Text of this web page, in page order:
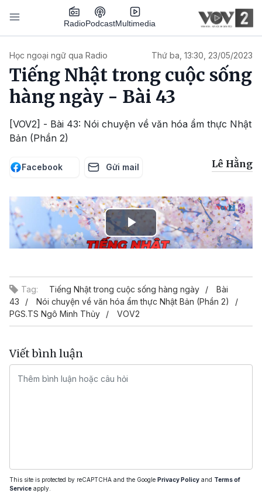
Nhảy đến nội dung
RadioPodcastMultimedia
Học ngoại ngữ qua Radio Thứ ba, 13:30, 23/05/2023
Tiếng Nhật trong cuộc sống
hàng ngày - Bài 43
[VOV2] - Bài 43: Nói chuyện về văn hóa ẩm thực Nhật
Bản (Phần 2)
Facebook Gửi mail Lê Hằng
Play
Tag: Tiếng Nhật trong cuộc sống hàng ngày
Bài
43
Nói chuyện về văn hóa ẩm thực Nhật Bản (Phần 2)
PGS.TS Ngô Minh Thủy
VOV2
Viết bình luận
This site is protected by reCAPTCHA and the Google Privacy Policy and Terms of
Service apply.